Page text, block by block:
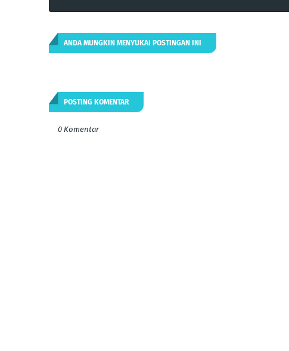
ANDA MUNGKIN MENYUKAI POSTINGAN INI
POSTING KOMENTAR
0 Komentar